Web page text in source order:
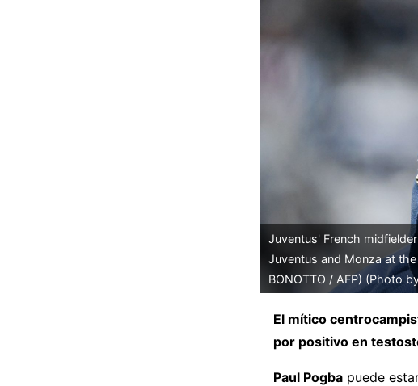
Juventus' French
Juventus and Monza at
BONOTTO / AFP) (Photo
El mítico
por positivo en
Paul Pogba puede